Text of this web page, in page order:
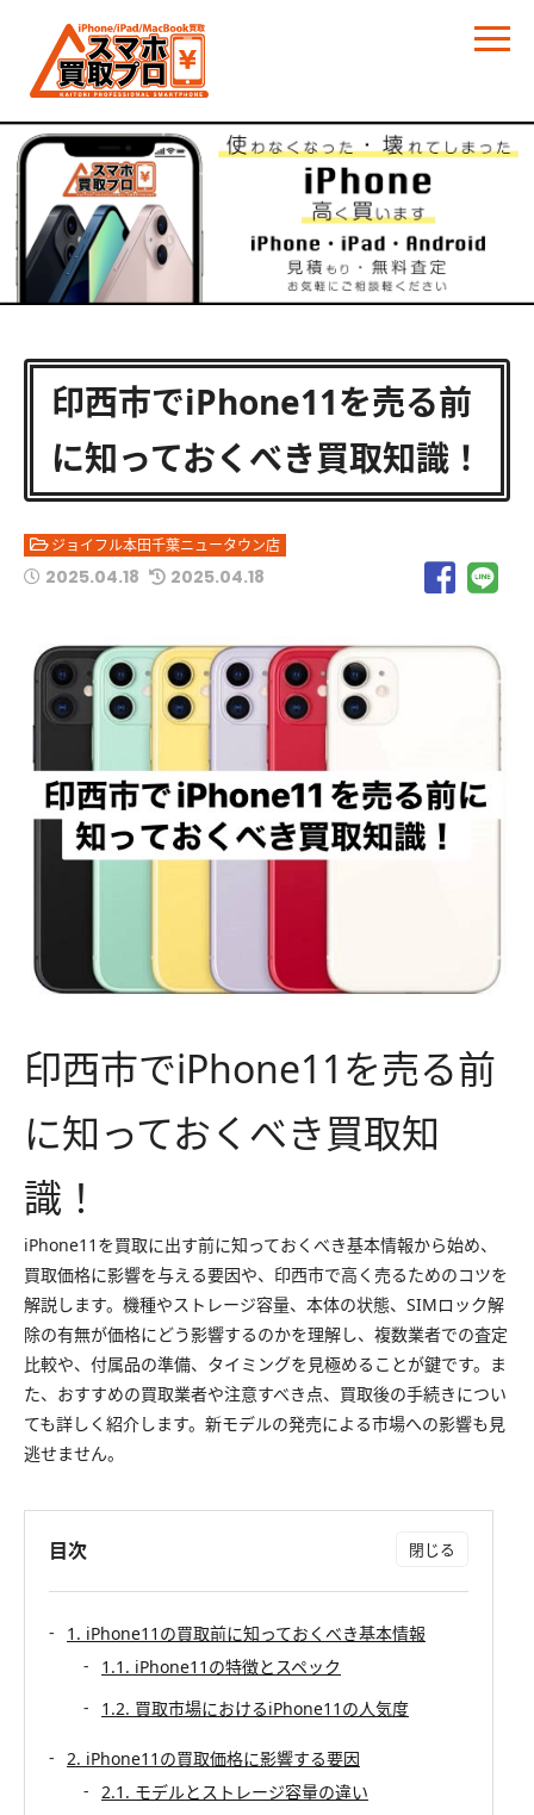
印西市でiPhone11を売る前
に知っておくべき買取知識！
ジョイフル本田千葉ニュータウン店
2025.04.18 2025.04.18
印西市でiPhone11を売る前
に知っておくべき買取知
識！
iPhone11を買取に出す前に知っておくべき基本情報から始め、
買取価格に影響を与える要因や、印西市で高く売るためのコツを
解説します。機種やストレージ容量、本体の状態、SIMロック解
除の有無が価格にどう影響するのかを理解し、複数業者での査定
比較や、付属品の準備、タイミングを見極めることが鍵です。ま
た、おすすめの買取業者や注意すべき点、買取後の手続きについ
ても詳しく紹介します。新モデルの発売による市場への影響も見
逃せません。
目次
1. iPhone11の買取前に知っておくべき基本情報
1.1. iPhone11の特徴とスペック
1.2. 買取市場におけるiPhone11の人気度
2. iPhone11の買取価格に影響する要因
2.1. モデルとストレージ容量の違い